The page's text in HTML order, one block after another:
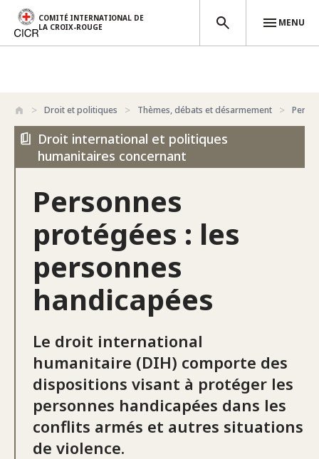
Aller au contenu principal
COMITÉ INTERNATIONAL DE
LA CROIX-ROUGE
MENU
Droit et politiques Thèmes, débats et désarmement
Droit international et politiques
humanitaires concernant
Personnes
protégées : les
personnes
handicapées
Le droit international
humanitaire (DIH) comporte des
dispositions visant à protéger les
personnes handicapées dans les
conflits armés et autres situations
de violence.